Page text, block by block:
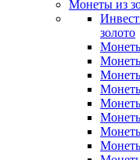
Монеты из
золото